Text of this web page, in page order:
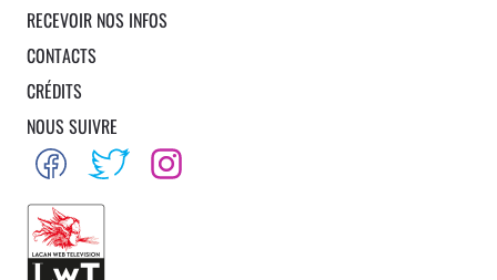
RECEVOIR NOS INFOS
CONTACTS
CRÉDITS
NOUS SUIVRE